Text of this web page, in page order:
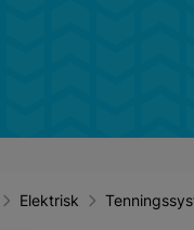
Elektrisk